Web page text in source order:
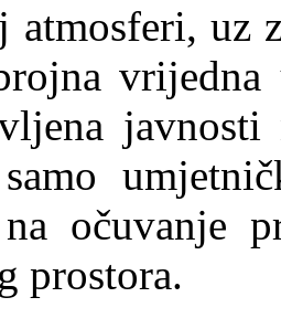
atmosferi, uz
na očuvanje
prostora.